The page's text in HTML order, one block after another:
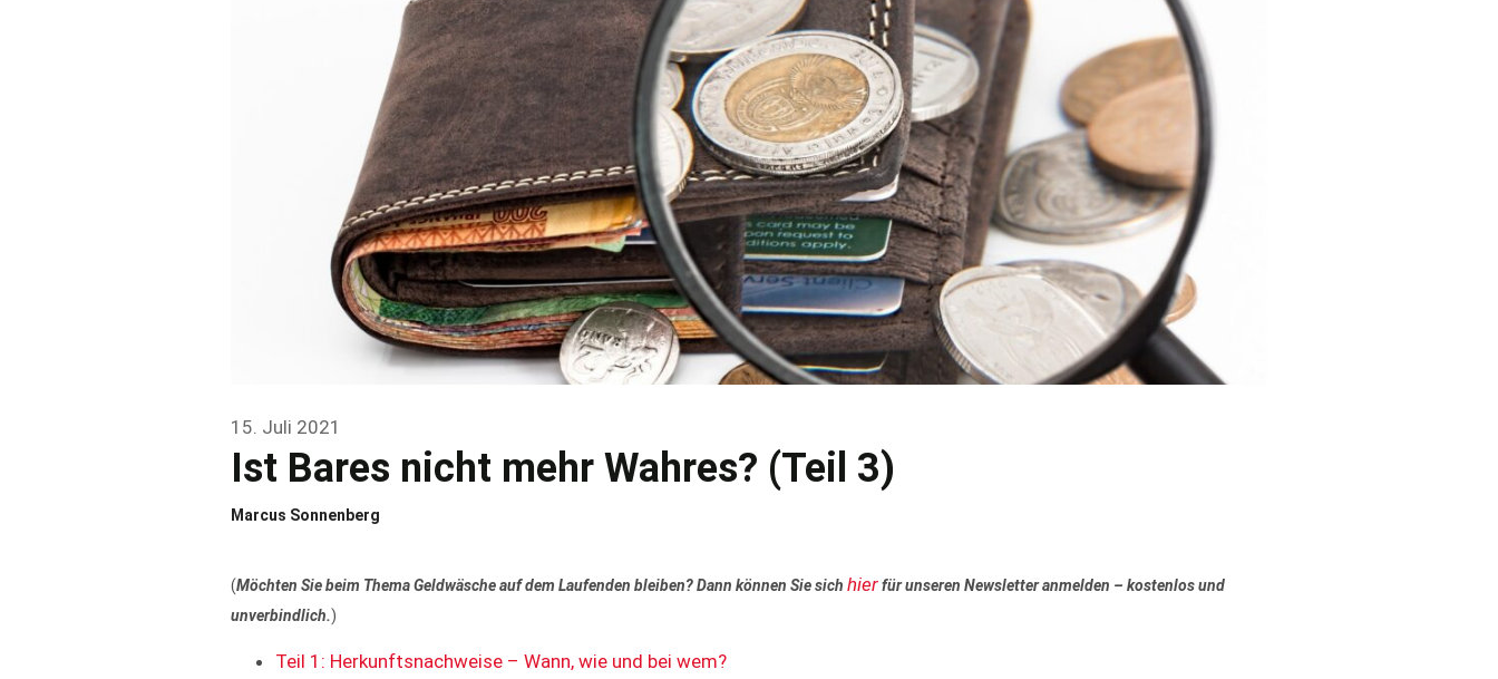
15. Juli 2021
Ist Bares nicht mehr Wahres? (Teil 3)
Marcus Sonnenberg
(Möchten Sie beim Thema Geldwäsche auf dem Laufenden bleiben? Dann können Sie sich hierfür unseren Newsletter anmelden – kostenlos und
unverbindlich.)
Teil 1: Herkunftsnachweise – Wann, wie und bei wem?